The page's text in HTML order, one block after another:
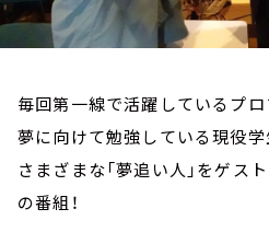
毎回第一線で活躍しているプロ
夢に向けて勉強している現役学
さまざまな「夢追い人」をゲス
の番組！